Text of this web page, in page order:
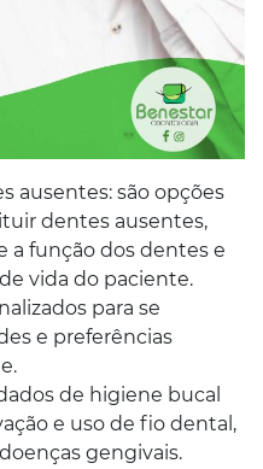
ausentes: são opções
dentes ausentes,
a função dos dentes e
vida do paciente.
para se
e preferências
de higiene bucal
e uso de fio dental,
gengivais.